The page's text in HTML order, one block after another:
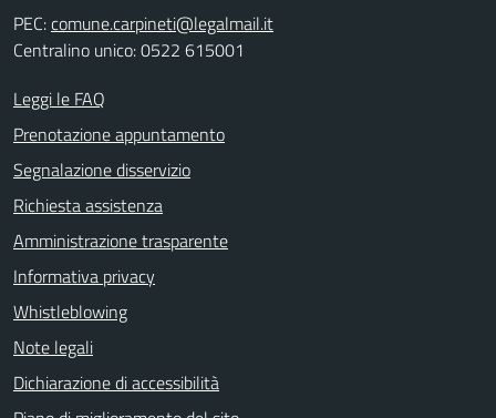
PEC:comune.carpineti@legalmail.it
Centralino unico: 0522 615001
Leggi le FAQ
Prenotazione appuntamento
Segnalazione disservizio
Richiesta assistenza
Amministrazione trasparente
Informativa privacy
Whistleblowing
Note legali
Dichiarazione di accessibilità